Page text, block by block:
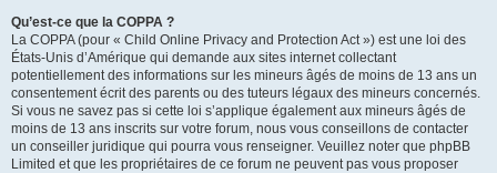
Qu’est-ce que la COPPA ?
La COPPA (pour « Child Online Privacy and Protection Act ») est une loi des
États-Unis d’Amérique qui demande aux sites internet collectant
potentiellement des informations sur les mineurs âgés de moins de 13 ans un
consentement écrit des parents ou des tuteurs légaux des mineurs concernés.
Si vous ne savez pas si cette loi s’applique également aux mineurs âgés de
moins de 13 ans inscrits sur votre forum, nous vous conseillons de contacter
un conseiller juridique qui pourra vous renseigner. Veuillez noter que phpBB
Limited et que les propriétaires de ce forum ne peuvent pas vous proposer